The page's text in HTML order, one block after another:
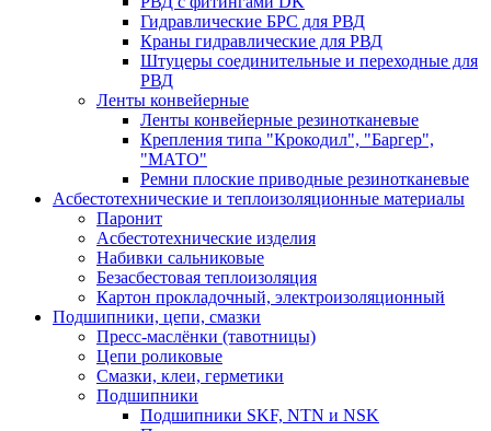
Гидравлические БРС для РВД
Краны гидравлические для РВД
Штуцеры соединительные и переходные для
РВД
Ленты конвейерные
Ленты конвейерные резинотканевые
Крепления типа "Крокодил", "Баргер",
"МАТО"
Ремни плоские приводные резинотканевые
Асбестотехнические и теплоизоляционные материалы
Паронит
Асбестотехнические изделия
Набивки сальниковые
Безасбестовая теплоизоляция
Картон прокладочный, электроизоляционный
Подшипники, цепи, смазки
Пресс-маслёнки (тавотницы)
Цепи роликовые
Смазки, клеи, герметики
Подшипники
Подшипники SKF, NTN и NSK